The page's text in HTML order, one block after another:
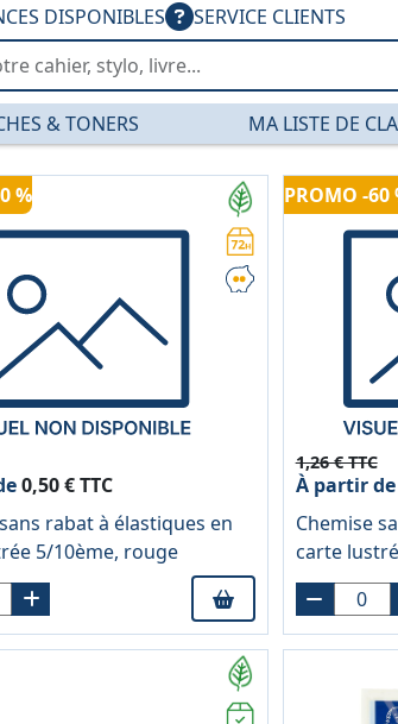
DISPONIBLES SERVICE CLIENTS
& TONERS MA LISTE DE
—
%
0,50 € TTC
rabat à élastiques en
5/10ème, rouge
PROMO -60
1,26 € TTC
À partir de
Chemise
carte